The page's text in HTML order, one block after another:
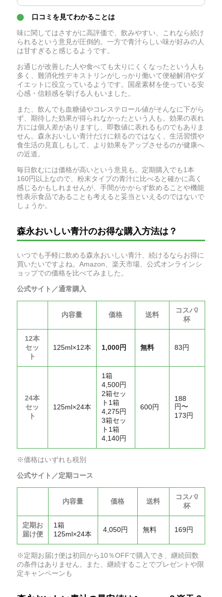
口コミを見てわかることは
味に関してはさすがに高評価で、飲みやすい、これなら続け
られるという意見が圧倒的。一方で青汁らしい味が好みの人
は甘すぎると感じるようです。
お通じが改善した人や食べても太りにくくなったという人も
多く、難消化性デキストリンがしっかり働いて便秘解消やダ
イエットに役立っているようです。国産素材を使っている安
心感・信頼感を挙げる人もいました。
また、飲んでも血糖値やコレステロール値がそんなに下がら
ず、期待した効果が得られなかったという人も。効果の表れ
方には個人差がありますし、即数値に表れるものでもありま
せん。森永おいしい青汁だけに頼るのではなく、生活習慣や
食生活の見直しもして、より効果をアップさせるのが健康へ
の近道。
毎日飲むには価格が高いという意見も。定期購入でも1本
160円以上なので、粉末タイプの青汁に比べると確かに高く
感じるかもしれませんが、手間がかからず飲めることや機能
性表示食品であることも考えると妥当といえるのではないで
しょうか。
森永おいしい青汁のお得な購入方法は？
いつでも手軽に飲める森永おいしい青汁、続けるならお得に
買いたいですよね。Amazon、楽天市場、公式オンラインシ
ョップでの価格を比べてみました。
公式サイト／通常購入
内容量 価格 送料
コスパ/
杯
12本
セッ
ト
125ml×12本 1,000円 無料 83円
24本
セッ
ト
125ml×24本
1箱
4,500円
2箱セッ
ト1箱
4,275円
3箱セッ
ト1箱
4,140円
600円
188
円〜
173円
※価格はいずれも税別
公式サイト／定期コース
内容量 価格 送料
コスパ/
杯
定期お
届け便
1箱
125ml×24本
4,050円 無料 169円
※定期お届け便は初回から10％OFFで購入でき、継続回数
の条件はありません。また、継続することでプレゼントや限
定キャンペーンも